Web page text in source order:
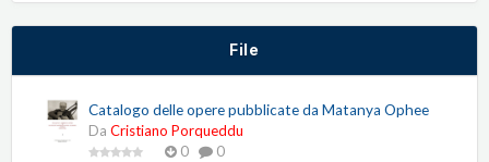
File
Catalogo delle opere pubblicate da Matanya Ophee
Da Cristiano Porqueddu
0
0